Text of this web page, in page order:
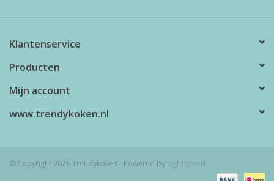
Klantenservice
Producten
Mijn account
www.trendykoken.nl
© Copyright 2026 Trendykoken - Powered by Lightspeed